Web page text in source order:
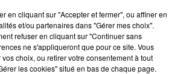
[La Matinale] Jamila Zeghoudi,
journaliste : "j’ai toujours...
en cliquant sur "Accepter et fermer", ou affiner en
et/ou partenaires dans "Gérer mes choix".
refuser en cliquant sur "Continuer sans
ne s'appliqueront que pour ce site. Vous
choix, ou retirer votre consentement à tout
les cookies" situé en bas de chaque page.